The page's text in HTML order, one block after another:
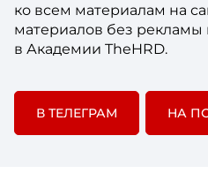
ко всем материалам на
материалов без рекламы
в Академии TheHRD.
В ТЕЛЕГРАМ НА